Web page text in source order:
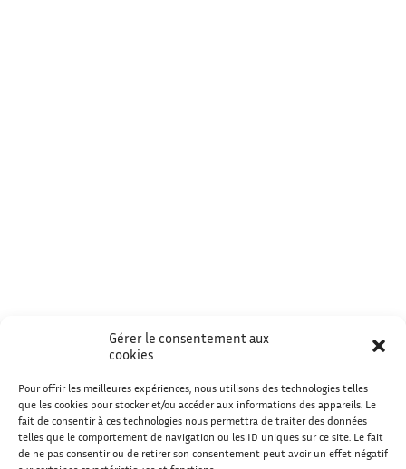
Gérer le consentement aux
cookies
Pour offrir les meilleures expériences, nous utilisons des technologies telles
que les cookies pour stocker et/ou accéder aux informations des appareils. Le
fait de consentir à ces technologies nous permettra de traiter des données
telles que le comportement de navigation ou les ID uniques sur ce site. Le fait
de ne pas consentir ou de retirer son consentement peut avoir un effet négatif